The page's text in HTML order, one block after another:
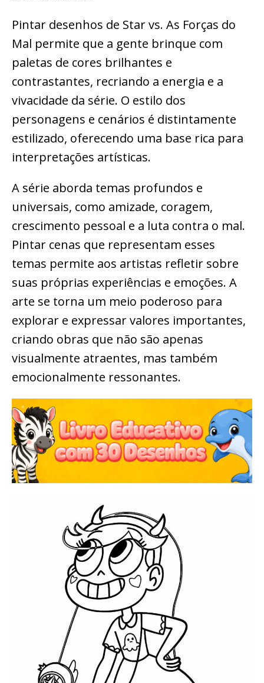
Pintar desenhos de Star vs. As Forças do
Mal permite que a gente brinque com
paletas de cores brilhantes e
contrastantes, recriando a energia e a
vivacidade da série. O estilo dos
personagens e cenários é distintamente
estilizado, oferecendo uma base rica para
interpretações artísticas.
A série aborda temas profundos e
universais, como amizade, coragem,
crescimento pessoal e a luta contra o mal.
Pintar cenas que representam esses
temas permite aos artistas refletir sobre
suas próprias experiências e emoções. A
arte se torna um meio poderoso para
explorar e expressar valores importantes,
criando obras que não são apenas
visualmente atraentes, mas também
emocionalmente ressonantes.